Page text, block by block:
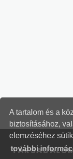
A tartalom és a
biztosításához,
elemzéséhez
további